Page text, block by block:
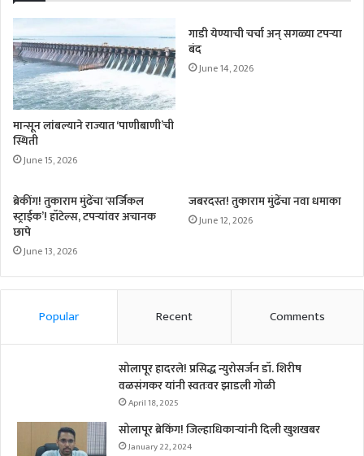
मान्सून लांबल्याने राज्यात ‘पाणीबाणी’ची
स्थिती
June 15, 2026
गाडी येण्याची चर्चा अन् सगळ्या टपऱ्या
बंद
June 14, 2026
ब्रेकींग! तुकाराम मुंढेंचा ‘सर्जिकल
स्ट्राईक’! हॉटेल्स, टपऱ्यांवर अचानक
छापे
June 13, 2026
जबरदस्त! तुकाराम मुंढेंचा नवा धमाका
June 12, 2026
Popular Recent Comments
सोलापूर हादरले! प्रसिद्ध न्युरोसर्जन डॉ. शिरीष
वळसंगकर यांनी स्वतःवर झाडली गोळी
April 18, 2025
सोलापूर ब्रेकिंग! जिल्हाधिकाऱ्यांनी दिली खुशखबर
January 22, 2024